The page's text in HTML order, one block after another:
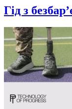
Гід з